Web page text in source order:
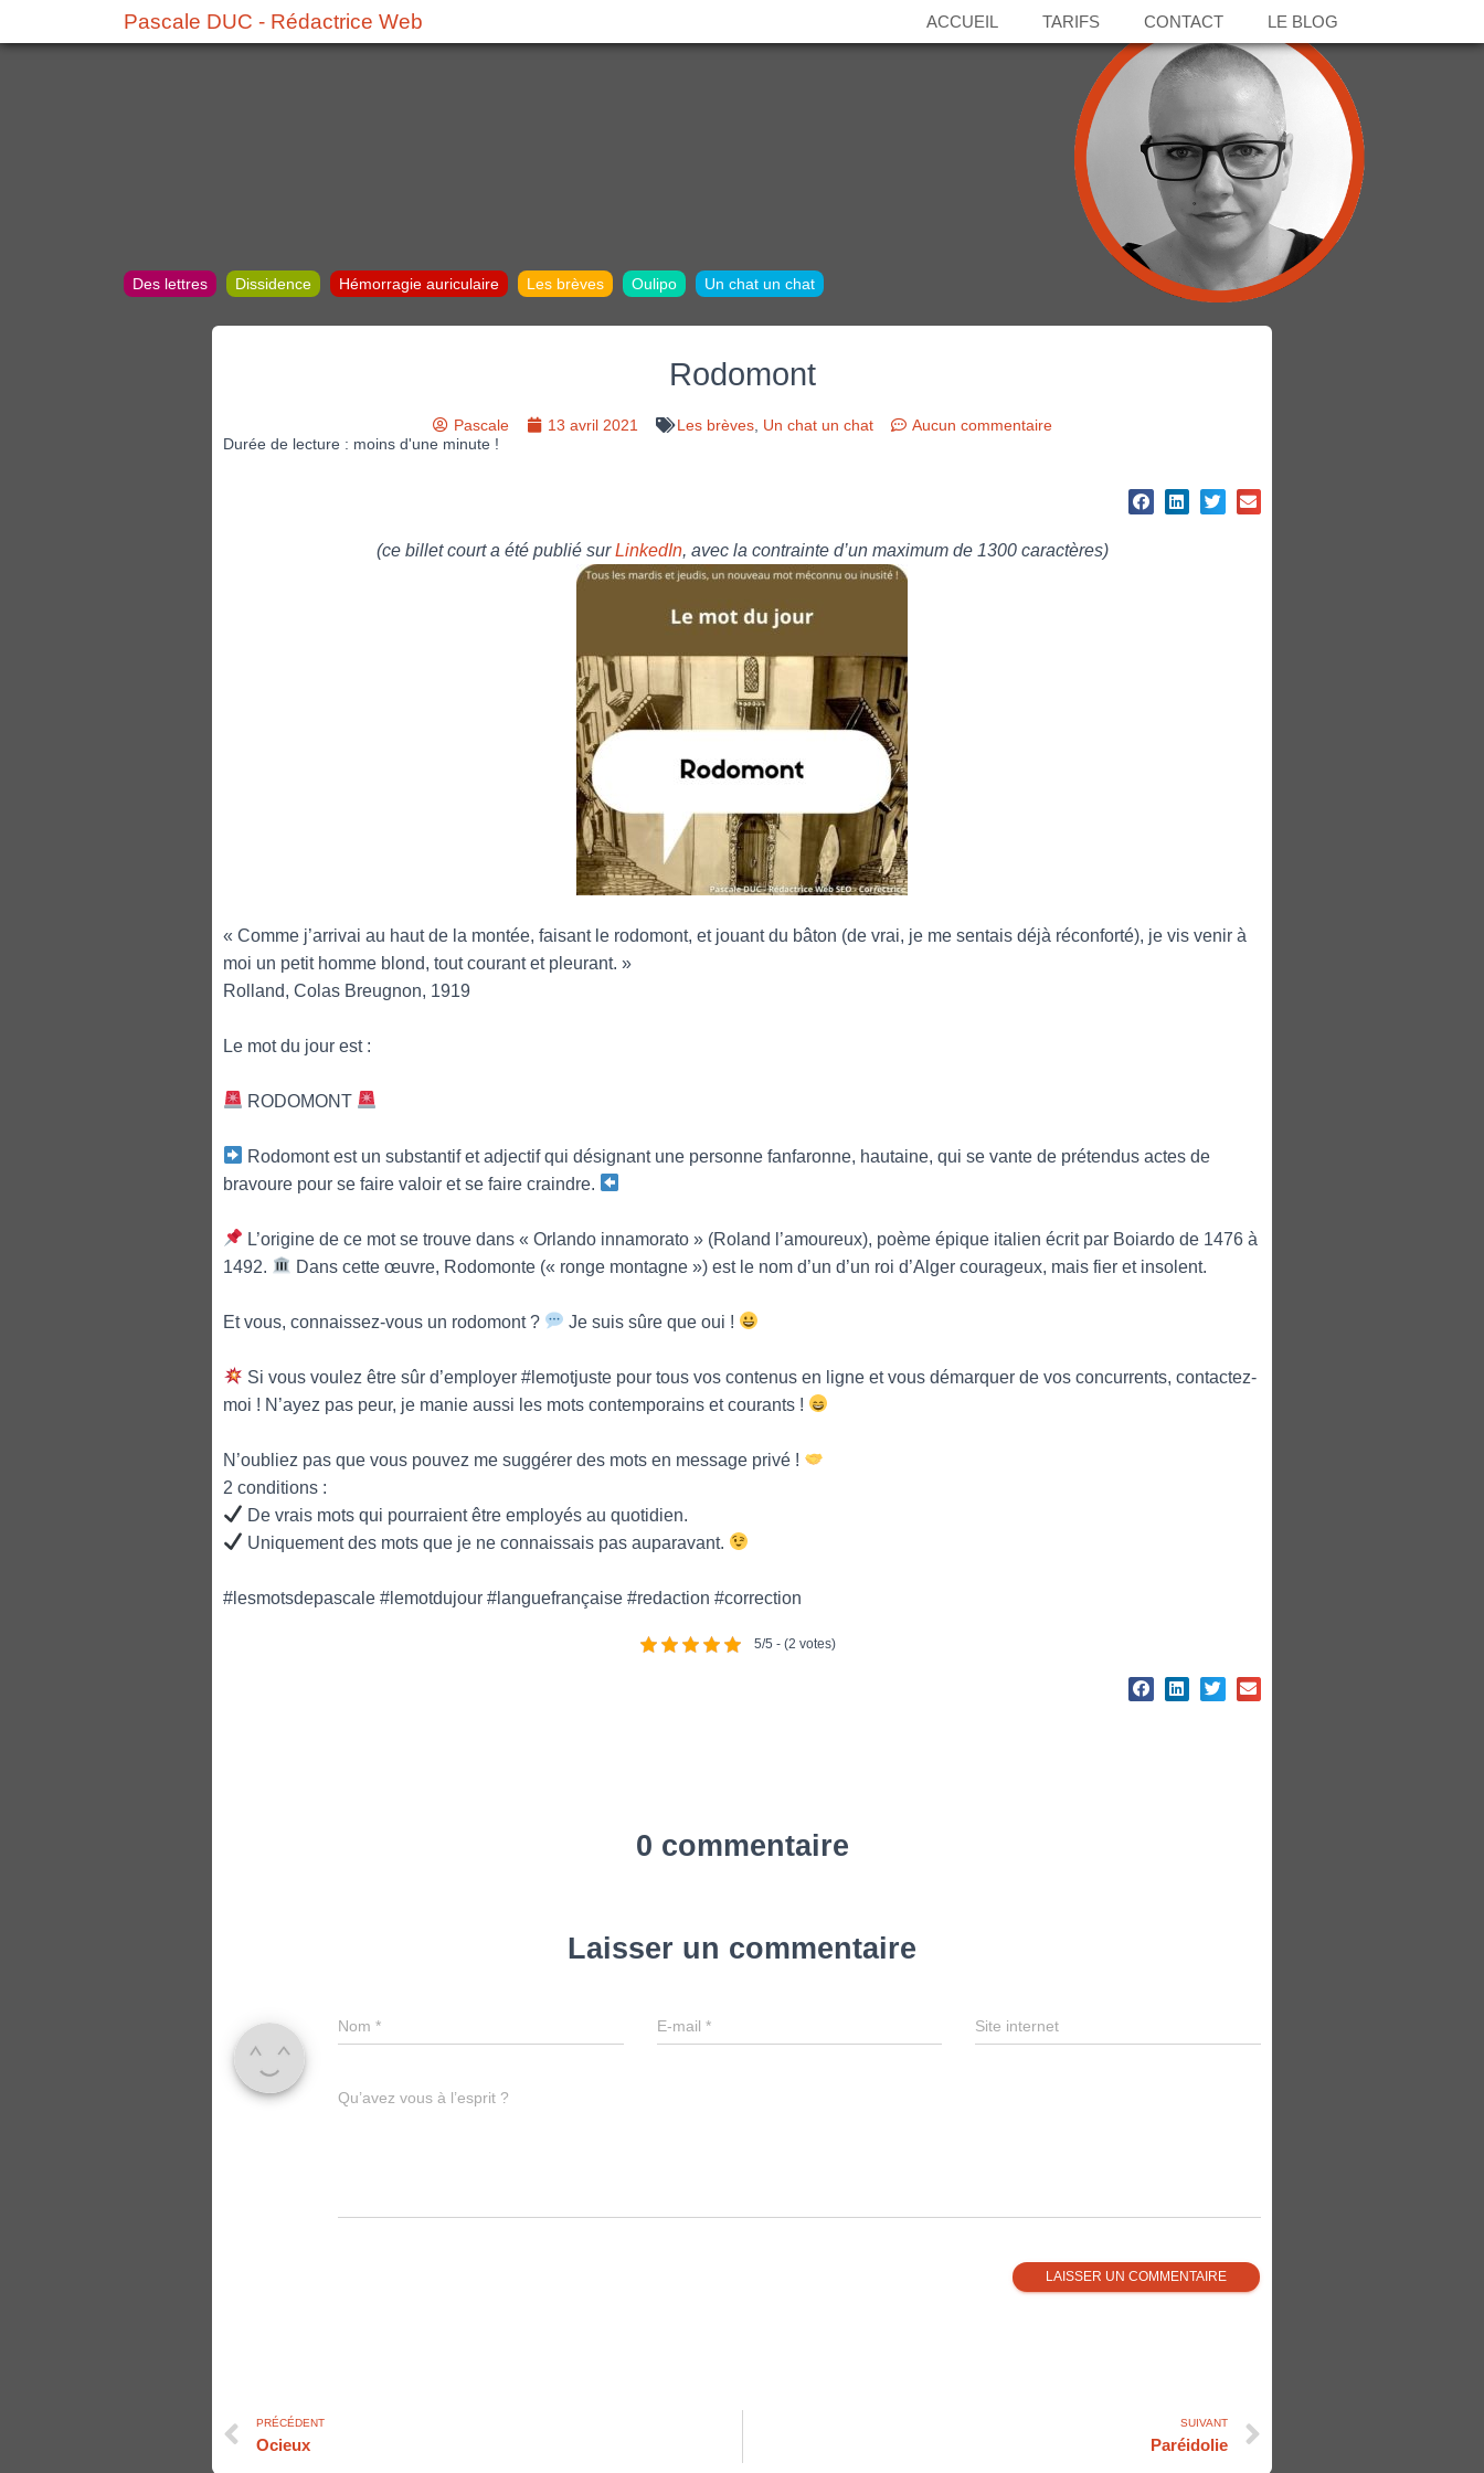
Pascale DUC - Rédactrice Web ACCUEIL TARIFS CONTACT LE BLOG
Des lettres Dissidence Hémorragie auriculaire Les brèves Oulipo Un chat un chat
Rodomont
Pascale 13 avril 2021 Les brèves, Un chat un chat
Aucun commentaire
Durée de lecture : moins d'une minute !
(ce billet court a été publié surLinkedIn, avec la contrainte d’un maximum de 1300 caractères)
« Comme j’arrivai au haut de la montée, faisant le rodomont, et jouant du bâton (de vrai, je me sentais déjà réconforté), je vis venir à
moi un petit homme blond, tout courant et pleurant. »
Rolland, Colas Breugnon, 1919
Le mot du jour est :
RODOMONT
Rodomont est un substantif et adjectif qui désignant une personne fanfaronne, hautaine, qui se vante de prétendus actes de
bravoure pour se faire valoir et se faire craindre.
L’origine de ce mot se trouve dans « Orlando innamorato » (Roland l’amoureux), poème épique italien écrit par Boiardo de 1476 à
1492.
Dans cette œuvre, Rodomonte (« ronge montagne ») est le nom d’un d’un roi d’Alger courageux, mais fier et insolent.
Et vous, connaissez-vous un rodomont ? Je suis sûre que oui !
Si vous voulez être sûr d’employer #lemotjuste pour tous vos contenus en ligne et vous démarquer de vos concurrents, contactez-
moi ! N’ayez pas peur, je manie aussi les mots contemporains et courants !
N’oubliez pas que vous pouvez me suggérer des mots en message privé !
2 conditions :
De vrais mots qui pourraient être employés au quotidien.
Uniquement des mots que je ne connaissais pas auparavant.
#lesmotsdepascale #lemotdujour #languefrançaise #redaction #correction
5/5 - (2 votes)
0 commentaire
Laisser un commentaire
Nom * E-mail * Site internet
Qu’avez vous à l’esprit ?
PRÉCÉDENT
Ocieux
SUIVANT
Paréidolie